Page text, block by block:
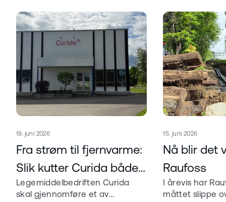
Publisert
19. juni 2026
Les mer om
Fra strøm til fjernvarme:
Slik kutter Curida både
kostnader og
Legemiddelbedriften Curida
skal gjennomføre et av
Publisert
15. juni 2026
Les mer om
Nå blir det
Raufoss
I årevis har
måttet slippe